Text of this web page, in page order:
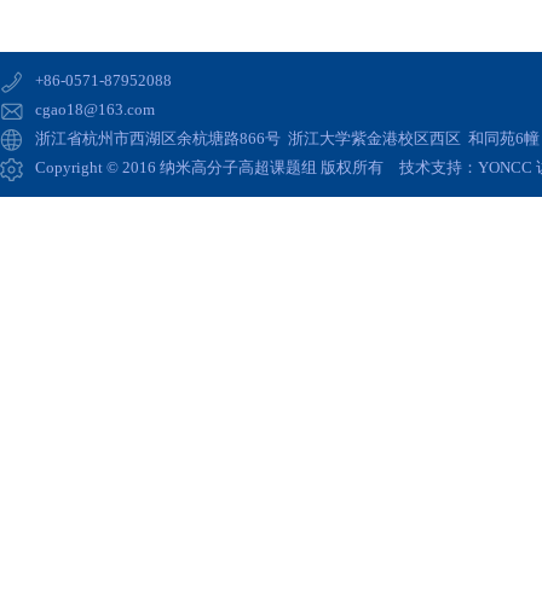
+86-0571-87952088
cgao18@163.com
浙江省杭州市西湖区余杭塘路866号 浙江大学紫金港校区西区 和同苑6
Copyright © 2016 纳米高分子高超课题组 版权所有 技术支持： YONCC